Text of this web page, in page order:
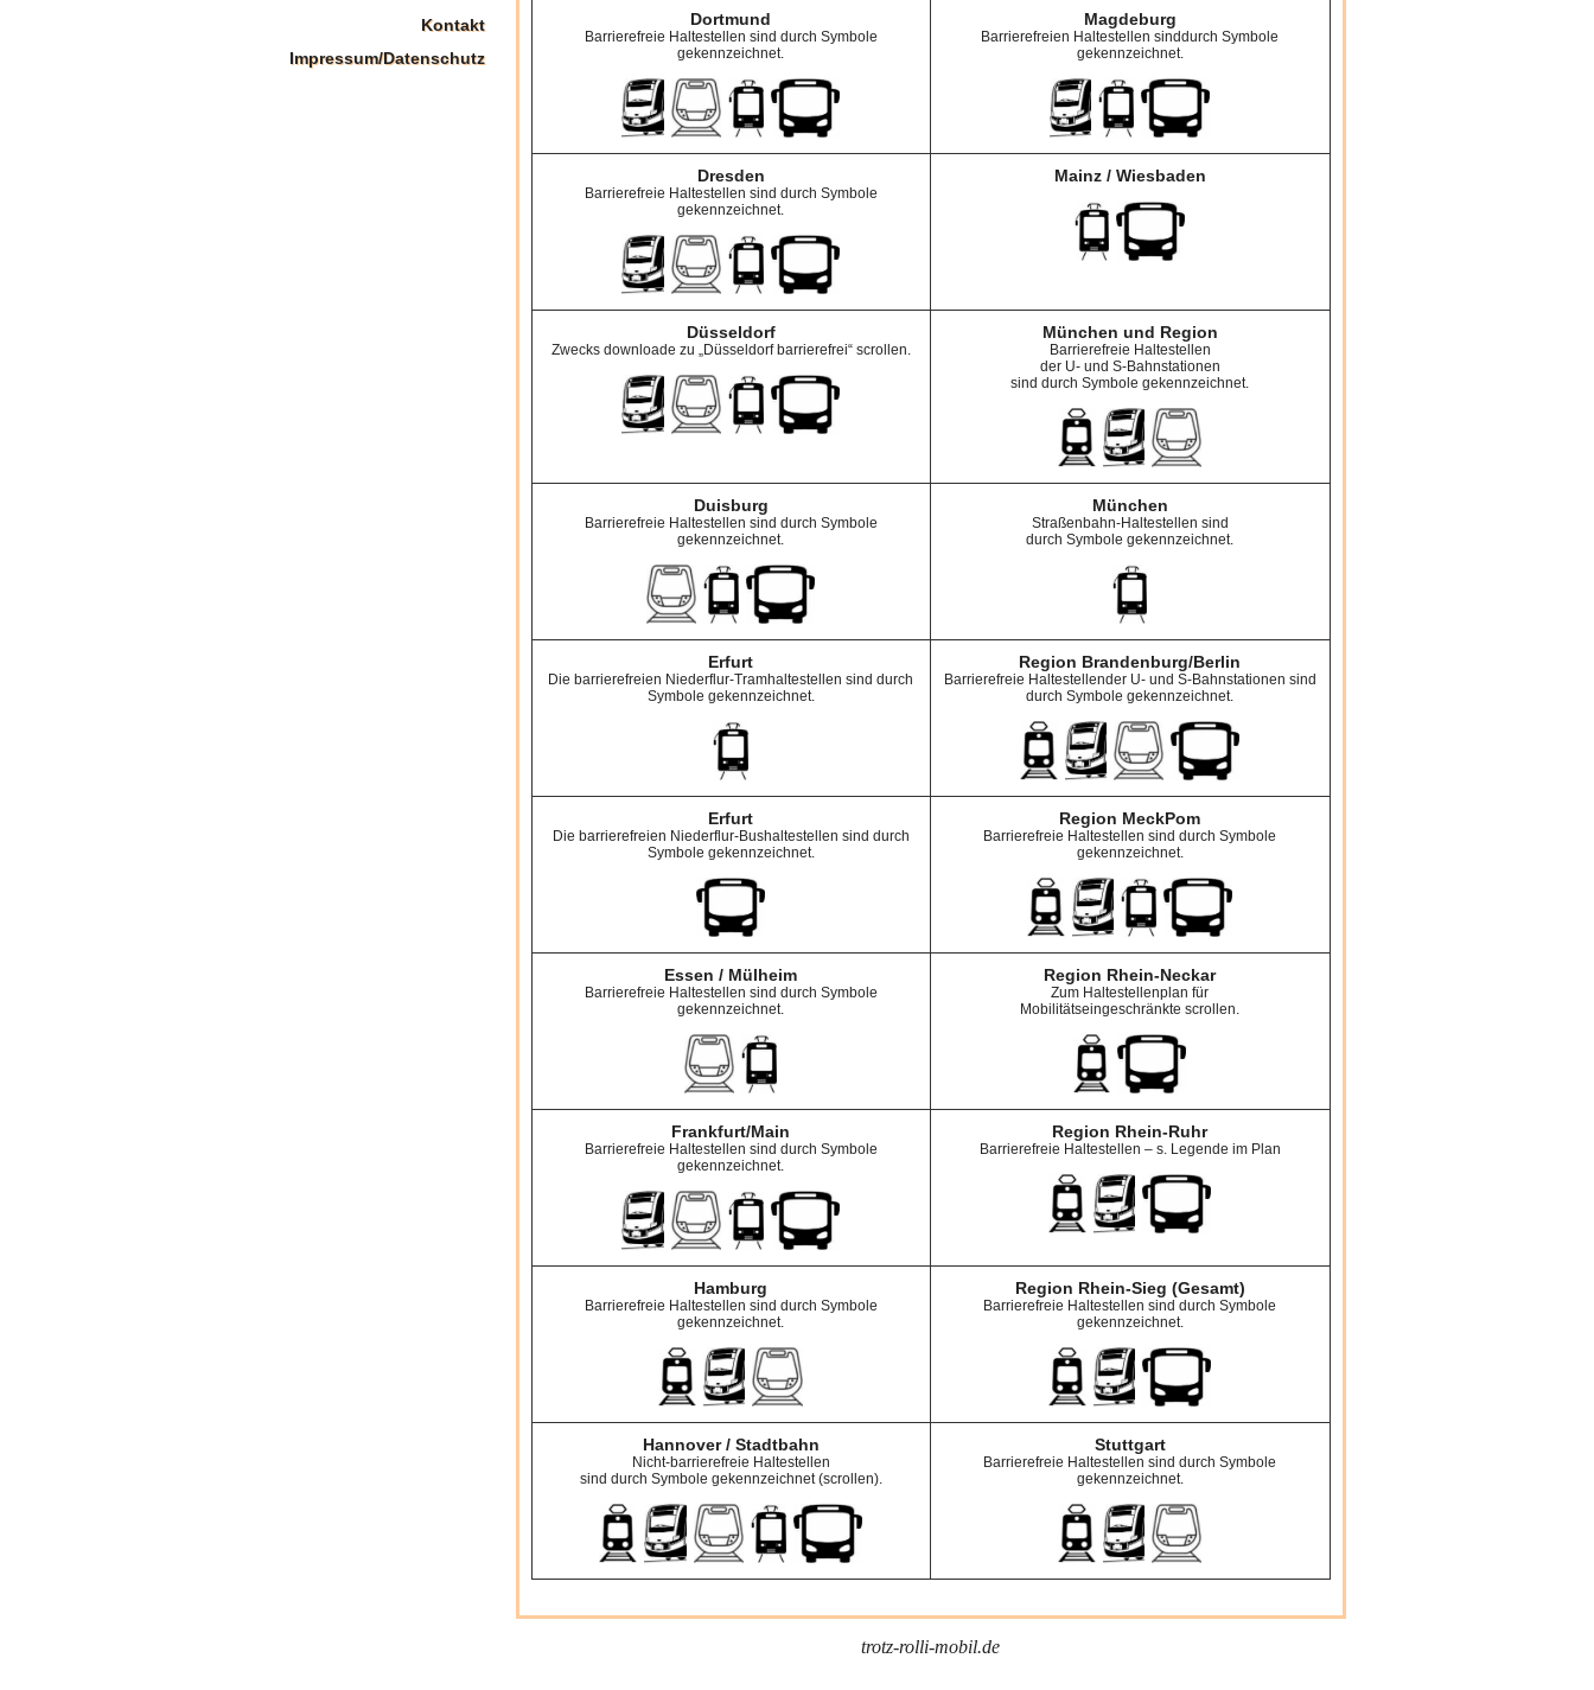
Kontakt
Impressum/Datenschutz
Dortmund
Barrierefreie Haltestellen sind durch Symbole
gekennzeichnet.
Magdeburg
Barrierefreien Haltestellen sinddurch Symbole
gekennzeichnet.
Dresden
Barrierefreie Haltestellen sind durch Symbole
gekennzeichnet.
Mainz / Wiesbaden
Düsseldorf
Zwecks downloade zu „Düsseldorf barrierefrei“ scrollen.
München und Region
Barrierefreie Haltestellen
der U- und S-Bahnstationen
sind durch Symbole gekennzeichnet.
Duisburg
Barrierefreie Haltestellen sind durch Symbole
gekennzeichnet.
München
Straßenbahn-Haltestellen sind
durch Symbole gekennzeichnet.
Erfurt
Die barrierefreien Niederflur-Tramhaltestellen sind durch
Symbole gekennzeichnet.
Region Brandenburg/Berlin
Barrierefreie Haltestellender U- und S-Bahnstationen sind
durch Symbole gekennzeichnet.
Erfurt
Die barrierefreien Niederflur-Bushaltestellen sind durch
Symbole gekennzeichnet.
Region MeckPom
Barrierefreie Haltestellen sind durch Symbole
gekennzeichnet.
Essen / Mülheim
Barrierefreie Haltestellen sind durch Symbole
gekennzeichnet.
Region Rhein-Neckar
Zum Haltestellenplan für
Mobilitätseingeschränkte scrollen.
Frankfurt/Main
Barrierefreie Haltestellen sind durch Symbole
gekennzeichnet.
Region Rhein-Ruhr
Barrierefreie Haltestellen – s. Legende im Plan
Hamburg
Barrierefreie Haltestellen sind durch Symbole
gekennzeichnet.
Region Rhein-Sieg (Gesamt)
Barrierefreie Haltestellen sind durch Symbole
gekennzeichnet.
Hannover / Stadtbahn
Nicht-barrierefreie Haltestellen
sind durch Symbole gekennzeichnet (scrollen).
Stuttgart
Barrierefreie Haltestellen sind durch Symbole
gekennzeichnet.
trotz-rolli-mobil.de